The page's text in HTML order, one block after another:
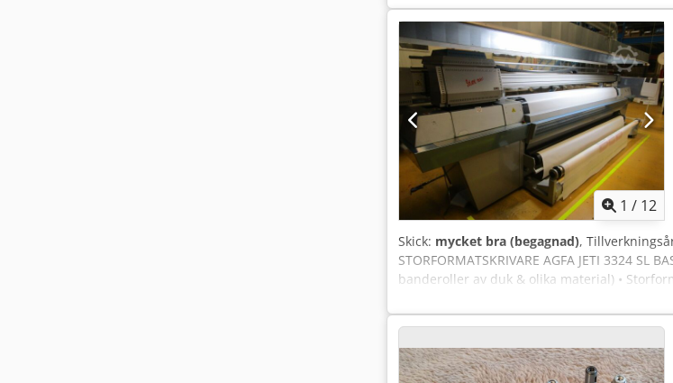
1 / 12
Skick: mycket bra (begagnad),
STORFORMATSKRIVARE AGFA JETI 3324
banderoller av duk & olika material) •
(4CMYK+2CM ljus) • Tryckbredd: 3.2 M
• 600 dpi (dubbelriktad utskrift) Dodpfjwh
Jeti Software RIP (E9YC4000) Utrustning /
Solvent (E9WF2000) • Retro Heater-enhet
Vinylinmatningsenhet (E9WKB000) •